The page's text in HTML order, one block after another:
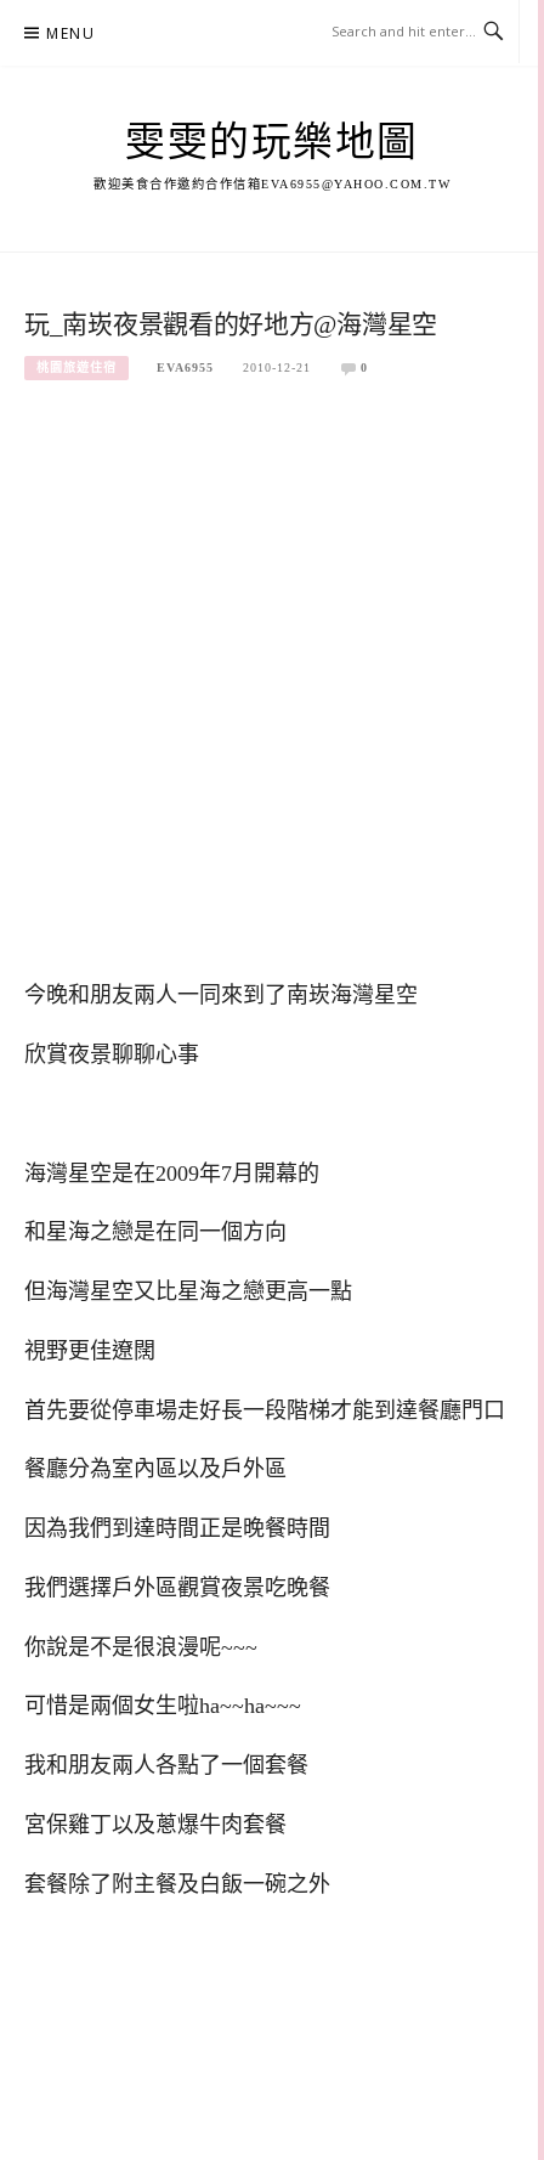
MENU
雯雯的玩樂地圖
歡迎美食合作邀約合作信箱EVA6955@YAHOO.COM.TW
玩_南崁夜景觀看的好地方@海灣星空
桃園旅遊住宿 EVA6955 2010-12-21 0
今晚和朋友兩人一同來到了南崁海灣星空
欣賞夜景聊聊心事
海灣星空是在2009年7月開幕的
和星海之戀是在同一個方向
但海灣星空又比星海之戀更高一點
視野更佳遼闊
首先要從停車場走好長一段階梯才能到達餐廳門口
餐廳分為室內區以及戶外區
因為我們到達時間正是晚餐時間
我們選擇戶外區觀賞夜景吃晚餐
你說是不是很浪漫呢~~~
可惜是兩個女生啦ha~~ha~~~
我和朋友兩人各點了一個套餐
宮保雞丁以及蔥爆牛肉套餐
套餐除了附主餐及白飯一碗之外